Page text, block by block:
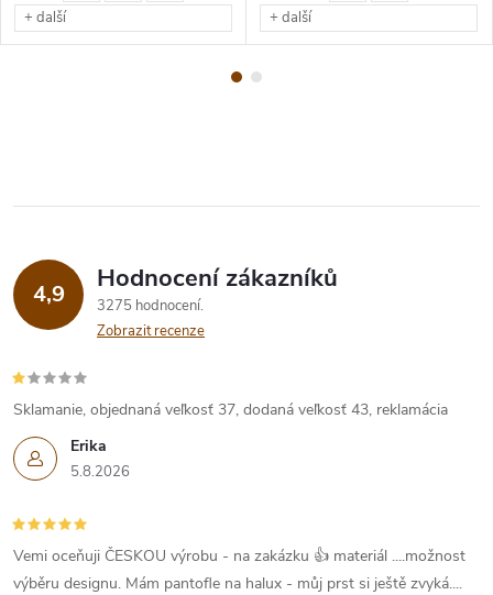
+ další
+ další
4,9 Hodnocení zákazníků
3275 hodnocení
Zobrazit recenze
Erika
5.8.2026
Sklamanie, objednaná veľkosť 37, dodaná veľkosť 43, reklamácia
Vemi oceňuji ČESKOU výrobu - na zakázku 👍 materiál ....možnost
výběru designu. Mám pantofle na halux - můj prst si ještě zvyká....